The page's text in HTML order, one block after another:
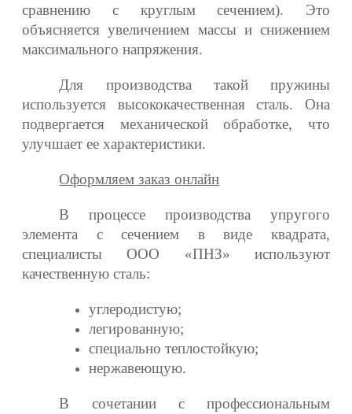
сравнению с круглым сечением). Это
объясняется увеличением массы и снижением
максимального напряжения.
Для производства такой пружины
используется высококачественная сталь. Она
подвергается механической обработке, что
улучшает ее характеристики.
Оформляем заказ онлайн
В процессе производства упругого
элемента с сечением в виде квадрата,
специалисты ООО «ПНЗ» используют
качественную сталь:
углеродистую;
легированную;
специально теплостойкую;
нержавеющую.
В сочетании с профессиональным